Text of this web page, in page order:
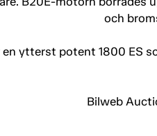
och
ytterst potent 1800 ES
Bilweb